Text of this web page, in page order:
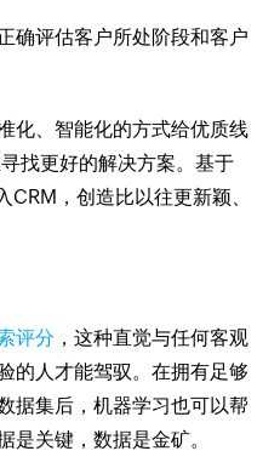
确评估客户所处阶段和客户
化、智能化的方式给优质线
找更好的解决方案。基于
，创造比以往更新颖、
评分 ，这种直觉与任何客观
的人才能驾驭。在拥有足够
据集后，机器学习也可以帮
是关键，数据是金矿。